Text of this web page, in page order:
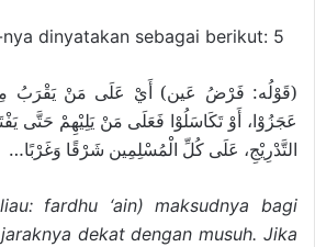
dinyatakan sebagai berikut: 5
(قَوْلُه: فَرْضُ عَين) أَيْ عَلَى مَنْ يَقْرَبُ
عَجَزُوْا، أَوْ تَكَاسَلُوْا فَعَلَى مَنْ يَلِيْهِمْ حَتَّى
التَّدْرِيْجِ، عَلَى كُلِّ الْمُسْلِمِين شَرْقًا وَغَرْبًا…
fardhu ‘ain) maksudnya bagi
dekat dengan musuh. Jika